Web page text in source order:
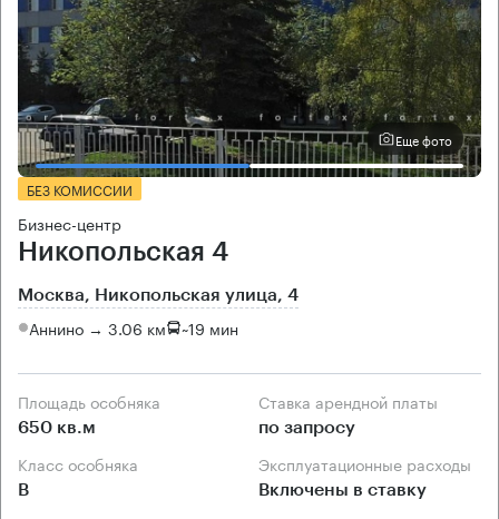
Еще фото
БЕЗ КОМИССИИ
Бизнес-центр
Никопольская 4
Москва, Никопольская улица, 4
Аннино → 3.06 км ~19 мин
Площадь особняка
650 кв.м
Ставка арендной платы
по запросу
Класс особняка
B
Эксплуатационные расходы
Включены в ставку